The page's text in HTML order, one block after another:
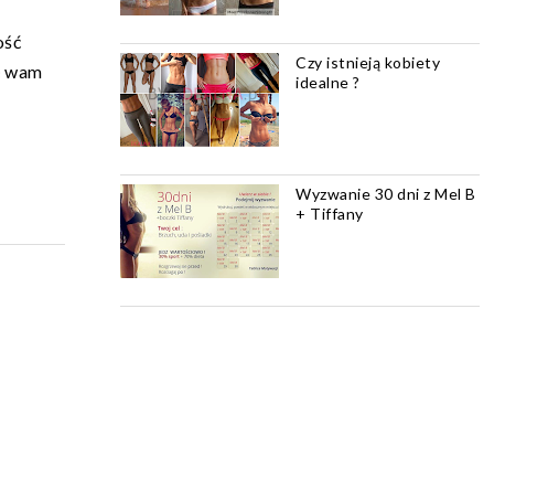
Czy istnieją kobiety
idealne ?
Wyzwanie 30 dni z Mel B
+ Tiffany